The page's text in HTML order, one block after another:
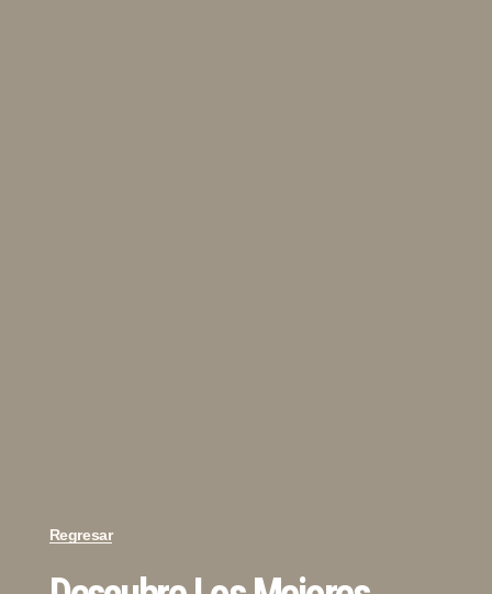
Regresar